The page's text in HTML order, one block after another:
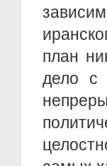
план
дело с